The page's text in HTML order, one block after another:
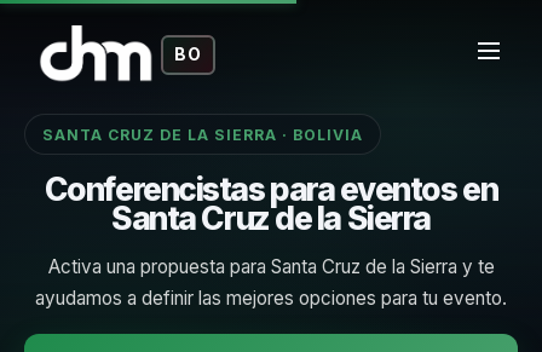
BO
SANTA CRUZ DE LA SIERRA · BOLIVIA
Conferencistas para eventos en
Santa Cruz de la Sierra
Activa una propuesta para Santa Cruz de la Sierra y te
ayudamos a definir las mejores opciones para tu evento.